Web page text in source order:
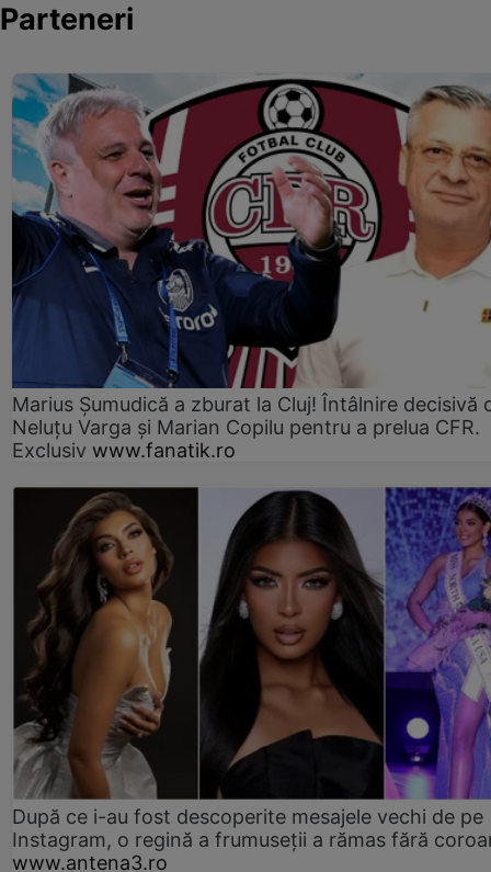
Parteneri
Marius Şumudică a zburat la Cluj! Întâlnire decisivă
Neluţu Varga şi Marian Copilu pentru a prelua CFR.
Exclusiv www.fanatik.ro
După ce i-au fost descoperite mesajele vechi de pe
Instagram, o regină a frumuseții a rămas fără
www.antena3.ro